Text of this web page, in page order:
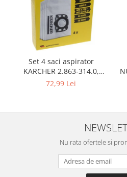
Petshop
Accesorii animale de companie
Acvaristica
Castroane si adapatori animale
Igiena animale de companie
Mobila si transport animale de
PC, Periferice & Software
Desktop PC & Monitoare
Imprimante, Scanere &
Set 4 saci aspirator
KARCHER 2.863-314.0,
compatibil cu WD, KWD, SE
72,99 Lei
Nu rata ofertele si